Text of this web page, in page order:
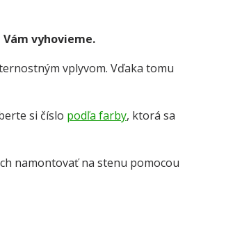
vyhovieme.
vplyvom. Vďaka tomu
si číslo podľa farby, ktorá sa
namontovať na stenu pomocou